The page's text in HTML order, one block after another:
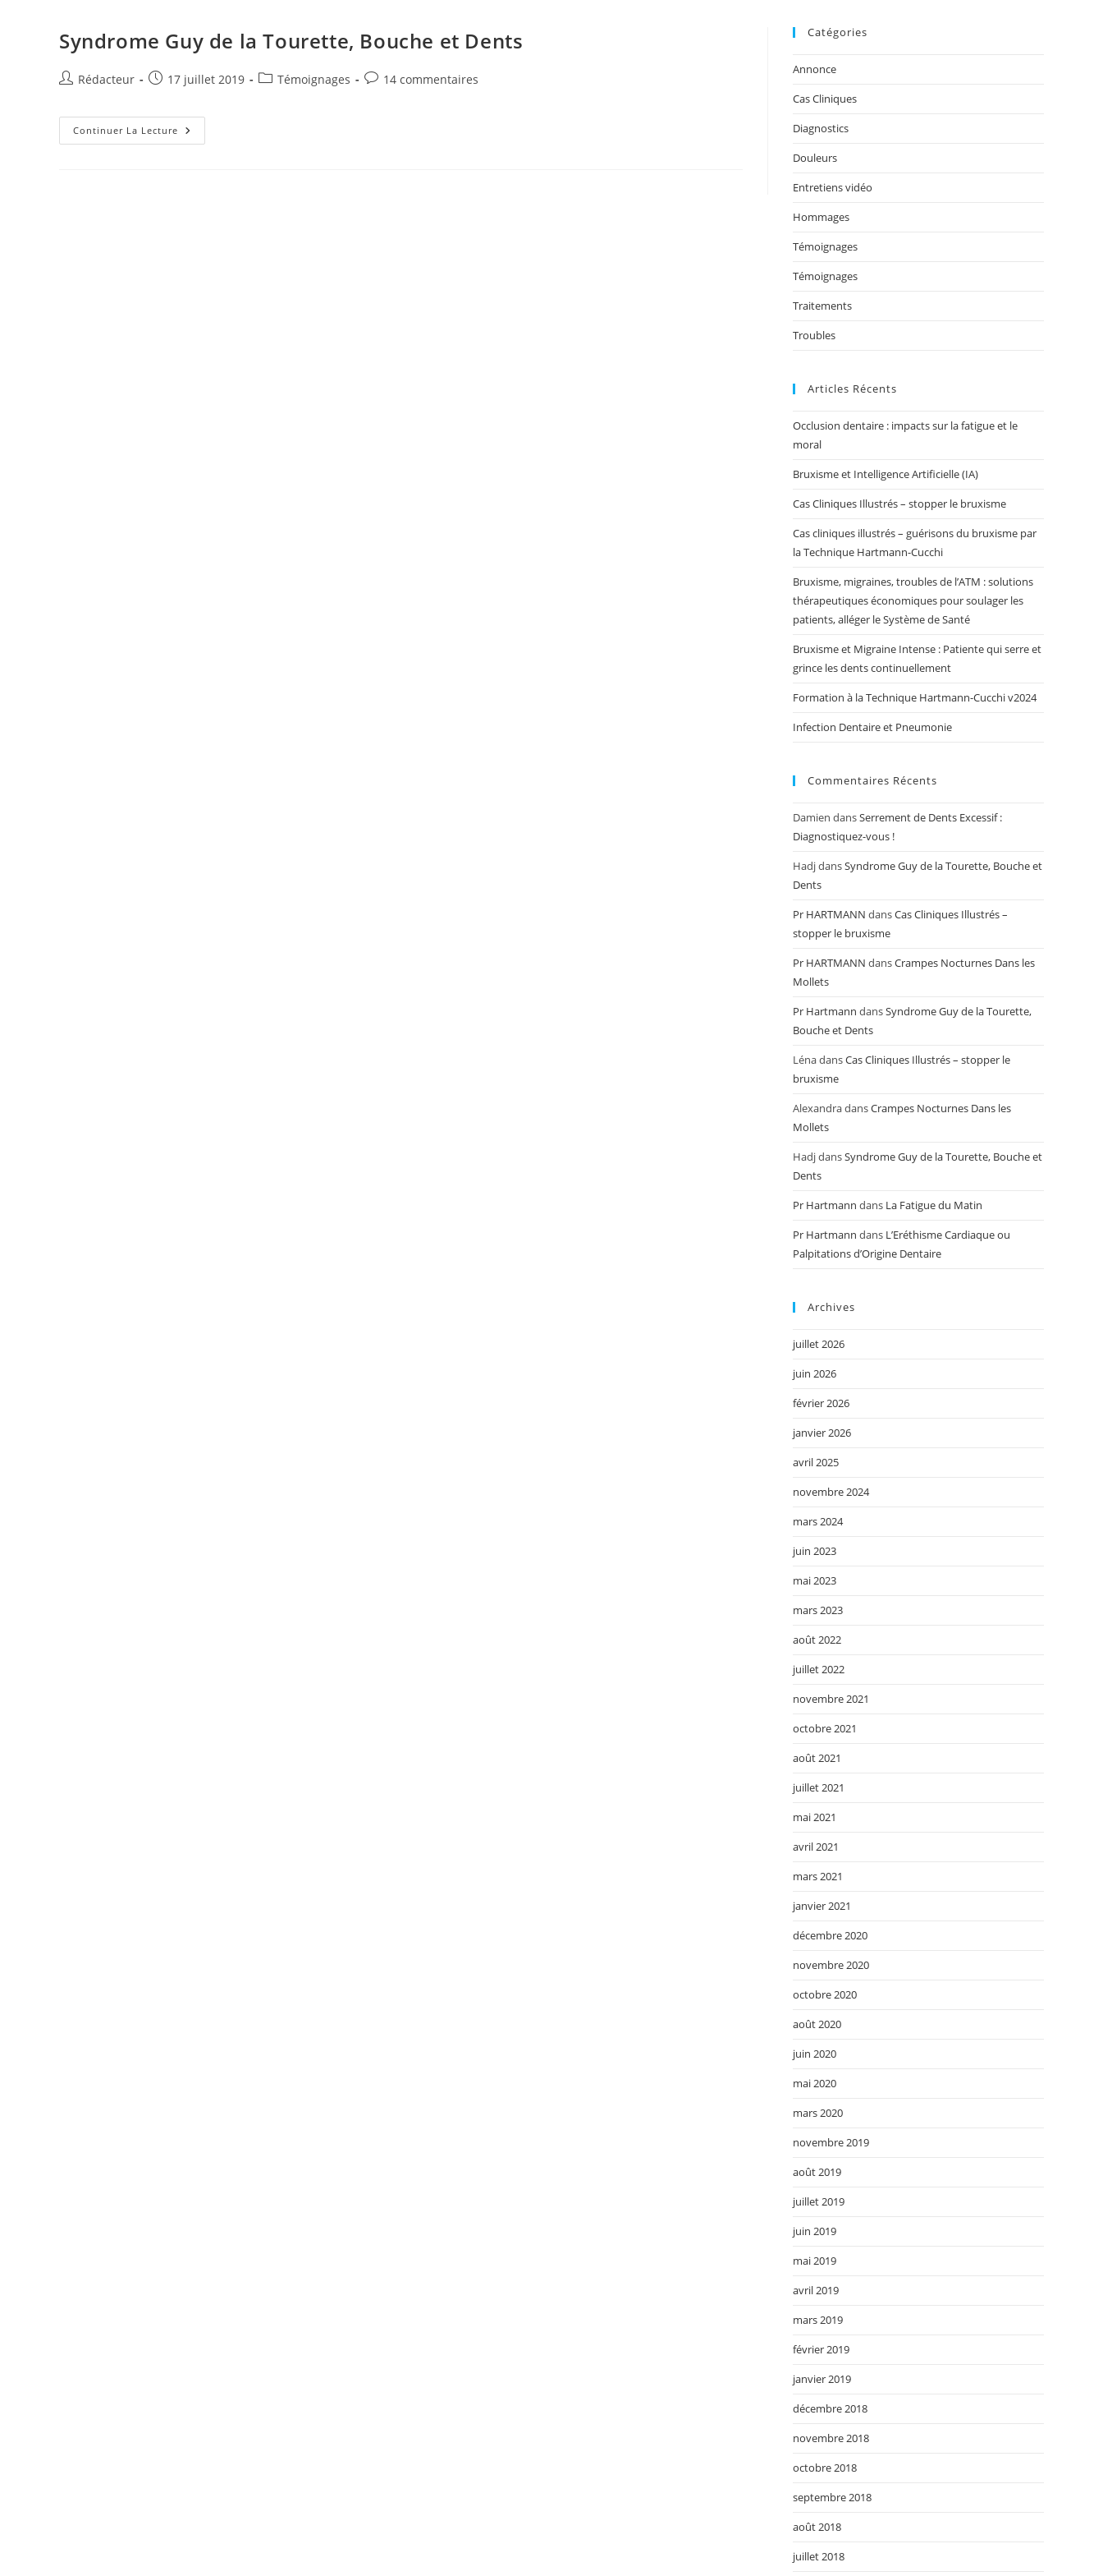
Syndrome Guy de la Tourette, Bouche et Dents
Auteur/autrice
la
publication :
Rédacteur
Publication
17 juillet 2019
PostTémoignages
Commentaires
14 commentaires
Continuer La Lecture Syndrome
Guy
Catégories
Annonce
Cas Cliniques
Diagnostics
Douleurs
Entretiens vidéo
Hommages
Témoignages
Témoignages
Traitements
Troubles
Articles Récents
Occlusion dentaire : impacts sur la fatigue et le
moral
Bruxisme et Intelligence Artificielle (IA)
Cas Cliniques Illustrés – stopper le bruxisme
Cas cliniques illustrés – guérisons du bruxisme par
la Technique Hartmann-Cucchi
Bruxisme, migraines, troubles de l’ATM : solutions
thérapeutiques économiques pour soulager les
patients, alléger le Système de Santé
Bruxisme et Migraine Intense : Patiente qui serre et
grince les dents continuellement
Formation à la Technique Hartmann-Cucchi v2024
Infection Dentaire et Pneumonie
Commentaires Récents
Damien dansSerrement de Dents Excessif :
Diagnostiquez-vous !
HadjdansSyndrome Guy de la Tourette, Bouche et
Dents
Pr HARTMANN dansCas Cliniques Illustrés –
stopper le bruxisme
Pr HARTMANN dansCrampes Nocturnes Dans les
Mollets
Pr Hartmann dansSyndrome Guy de la Tourette,
Bouche et Dents
LénadansCas Cliniques Illustrés – stopper le
bruxisme
AlexandradansCrampes Nocturnes Dans les
Mollets
HadjdansSyndrome Guy de la Tourette, Bouche et
Dents
Pr Hartmann dans La Fatigue du Matin
Pr Hartmann dans L’Eréthisme Cardiaque ou
Palpitations d’Origine Dentaire
Archives
juillet 2026
juin 2026
février 2026
janvier 2026
avril 2025
novembre 2024
mars 2024
juin 2023
mai 2023
mars 2023
août 2022
juillet 2022
novembre 2021
octobre 2021
août 2021
juillet 2021
mai 2021
avril 2021
mars 2021
janvier 2021
décembre 2020
novembre 2020
octobre 2020
août 2020
juin 2020
mai 2020
mars 2020
novembre 2019
août 2019
juillet 2019
juin 2019
mai 2019
avril 2019
mars 2019
février 2019
janvier 2019
décembre 2018
novembre 2018
octobre 2018
septembre 2018
août 2018
juillet 2018